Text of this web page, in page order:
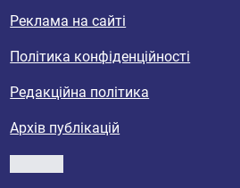
Реклама на сайті
Політика конфіденційності
Редакційна політика
Архів публікацій